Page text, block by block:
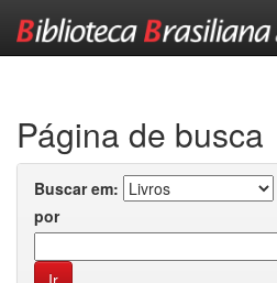
Página de busca
Buscar em:
por